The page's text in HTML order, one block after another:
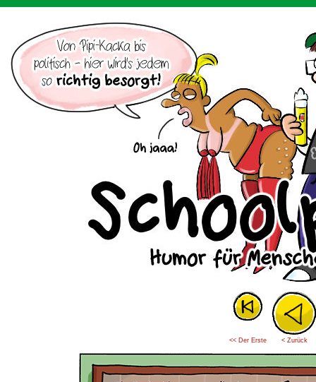
<< Der Erste < Zurück